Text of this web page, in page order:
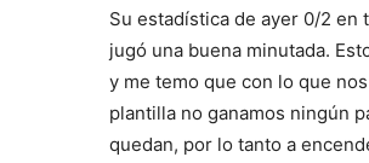
Su estadística de ayer 0/2 en
jugó una buena minutada.
y me temo que con lo que
plantilla no ganamos ningún
quedan, por lo tanto a